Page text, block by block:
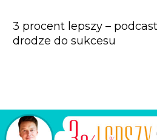
n
e
3 procent lepszy –
drodze do sukcesu